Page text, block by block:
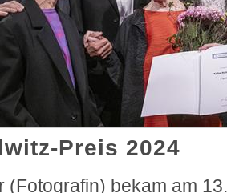
Preis 2024
(Fotografin) bekam am